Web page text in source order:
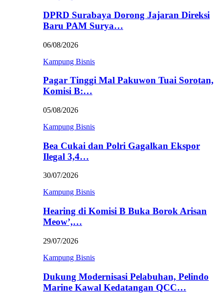
DPRD Surabaya Dorong Jajaran Direksi
Baru PAM Surya…
06/08/2026
Kampung Bisnis
Pagar Tinggi Mal Pakuwon Tuai Sorotan,
Komisi B:…
05/08/2026
Kampung Bisnis
Bea Cukai dan Polri Gagalkan Ekspor
Ilegal 3,4…
30/07/2026
Kampung Bisnis
Hearing di Komisi B Buka Borok Arisan
Meow’,…
29/07/2026
Kampung Bisnis
Dukung Modernisasi Pelabuhan, Pelindo
Marine Kawal Kedatangan QCC…